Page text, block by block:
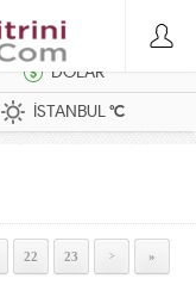
ve Otomasyon Sistemleri
DOLAR
İSTANBUL°C
22 23 > »